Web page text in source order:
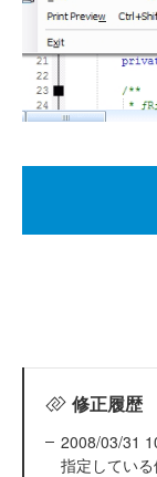
修正履歴
2008/03/31
指定してい